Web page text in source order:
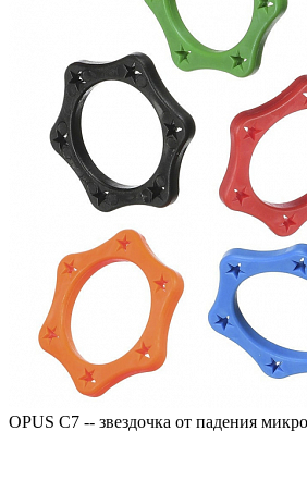
OPUS C7 -- звездочка от падения